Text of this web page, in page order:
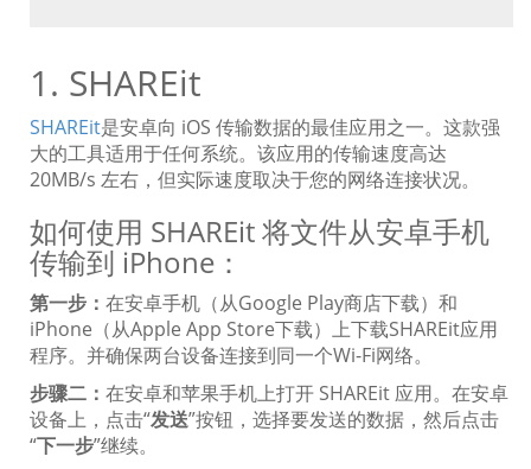
1. SHAREit
SHAREit是安卓向 iOS 传输数据的最佳应用之一。这款强
大的工具适用于任何系统。该应用的传输速度高达
20MB/s 左右，但实际速度取决于您的网络连接状况。
如何使用 SHAREit 将文件从安卓手机
传输到 iPhone：
第一步： 在安卓手机（从Google Play商店下载）和
iPhone（从Apple App Store下载）上下载SHAREit应用
程序。并确保两台设备连接到同一个Wi-Fi网络。
步骤二： 在安卓和苹果手机上打开 SHAREit 应用。在安卓
设备上，点击“发送”按钮，选择要发送的数据，然后点击
“下一步”继续。